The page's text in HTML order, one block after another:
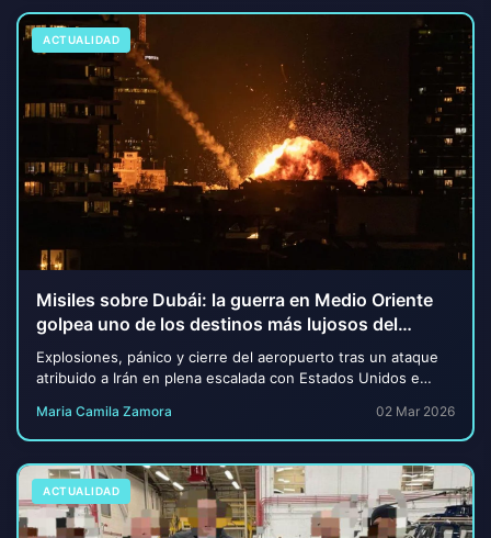
ACTUALIDAD
Misiles sobre Dubái: la guerra en Medio Oriente
golpea uno de los destinos más lujosos del
mundo.
Explosiones, pánico y cierre del aeropuerto tras un ataque
atribuido a Irán en plena escalada con Estados Unidos e
Maria Camila Zamora 02 Mar 2026
ACTUALIDAD